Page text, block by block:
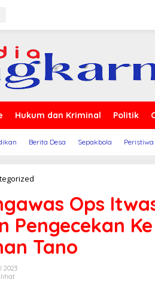
Hukum dan Kriminal Politik
Berita Desa Sepakbola Peristiwa
Ops
Itwasda
Polda
NTB
Lakukan
Pengecekan
Ops
Pengecekan
Tano
2023